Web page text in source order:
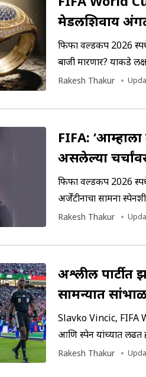
मेडलशिवाय
फिफा वर्ल्डकप 2026
बाजी मारणार? याकडे
अंगठी दिली जाणार
Rakesh Thakur
FIFA:
असलेल्या
फिफा वर्ल्डकप 2026
अर्जेंटीनाचा सामना
असल्याचं अनेकांनी
Rakesh Thakur
अश्लील
सामन्यात
Slavko Vincic, FIFA
आणि स्पेन यांच्यात लढत
म्हणून नियुक्ती केली आहे.
Rakesh Thakur